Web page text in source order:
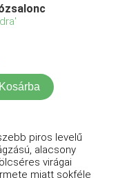
Kosárba
piros levelű
alacsony
virágai
miatt sokféle